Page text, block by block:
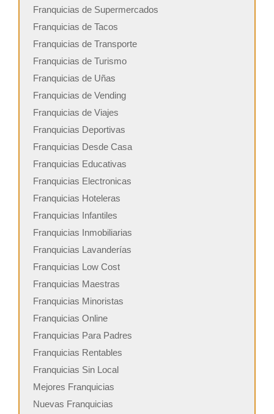
Franquicias de Supermercados
Franquicias de Tacos
Franquicias de Transporte
Franquicias de Turismo
Franquicias de Uñas
Franquicias de Vending
Franquicias de Viajes
Franquicias Deportivas
Franquicias Desde Casa
Franquicias Educativas
Franquicias Electronicas
Franquicias Hoteleras
Franquicias Infantiles
Franquicias Inmobiliarias
Franquicias Lavanderías
Franquicias Low Cost
Franquicias Maestras
Franquicias Minoristas
Franquicias Online
Franquicias Para Padres
Franquicias Rentables
Franquicias Sin Local
Mejores Franquicias
Nuevas Franquicias